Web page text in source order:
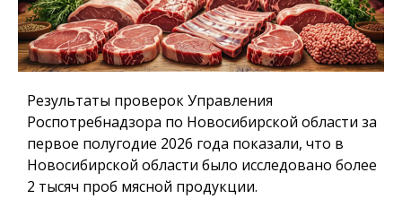
Результаты проверок Управления
Роспотребнадзора по Новосибирской области за
первое полугодие 2026 года показали, что в
Новосибирской области было исследовано более
2 тысяч проб мясной продукции.